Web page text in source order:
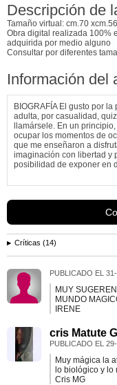
Descripción de
Tamaño virtual: cm.70 xcm.56
Obra digital realizada 100%
adquirida por medio alguno
Consultar por diferentes
Información del
BIOGRAFÍA El gusto por
adulta, por casualidad,
llamársele. En un
ocupar los momentos de
que me enseñaron a
imaginación con libertad y
posibilidad de exponer en
Críticas (14)
PUBLICADO EL
MUY
MUNDO
IRENE
cris Matute
PUBLICADO EL
Muy mágica la
lo biológico y lo
Cris MG